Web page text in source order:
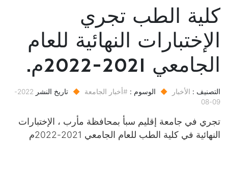
كلية الطب تجري
الإختبارات النهائية للعام
الجامعي 2021-2022م.
التصنيف : الأخبار ◆ الوسوم : #أخبار الجامعة ◆ تاريخ النشر
2022-
09-08
تجري في جامعة إقليم سبأ بمحافظة مأرب ، الإختبارات
النهائية في كلية الطب للعام الجامعي 2021-2022م